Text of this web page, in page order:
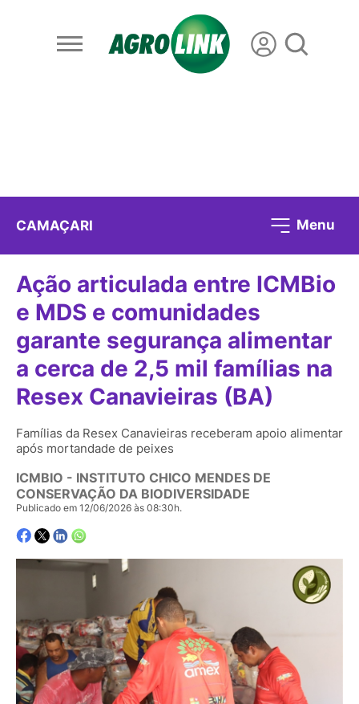
CAMAÇARI Menu
Ação articulada entre ICMBio
e MDS e comunidades
garante segurança alimentar
a cerca de 2,5 mil famílias na
Resex Canavieiras (BA)
Famílias da Resex Canavieiras receberam apoio alimentar
após mortandade de peixes
ICMBIO - INSTITUTO CHICO MENDES DE
CONSERVAÇÃO DA BIODIVERSIDADE
Publicado em 12/06/2026 às 08:30h.